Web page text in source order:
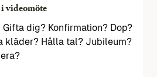
videomöte
dig? Konfirmation? Dop?
kläder? Hålla tal? Jubileum?